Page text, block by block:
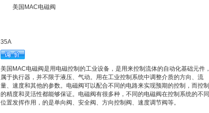
美国MAC电磁阀
35A
美国MAC电磁阀是用电磁控制的工业设备，是用来控制流体的自动化基础元件，
属于执行器，并不限于液压、气动。用在工业控制系统中调整介质的方向、流
量、速度和其他的参数。电磁阀可以配合不同的电路来实现预期的控制，而控制
的精度和灵活性都能够保证。电磁阀有很多种，不同的电磁阀在控制系统的不同
位置发挥作用，的是单向阀、安全阀、方向控制阀、速度调节阀等。